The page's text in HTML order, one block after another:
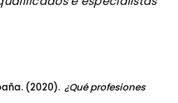
. (2020). ¿Qué profesiones